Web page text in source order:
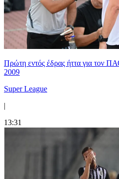
Πρώτη εντός έδρας ήττα για τον
2009
Super League
|
13:31